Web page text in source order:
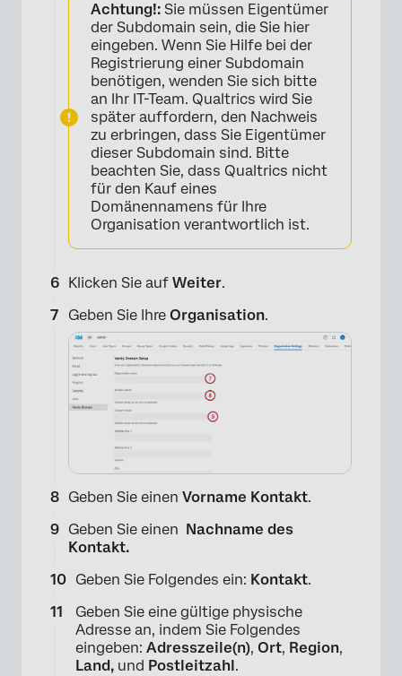
Achtung!: Sie müssen Eigentümer
der Subdomain sein, die Sie hier
eingeben. Wenn Sie Hilfe bei der
Registrierung einer Subdomain
benötigen, wenden Sie sich bitte
an Ihr IT-Team. Qualtrics wird Sie
später auffordern, den Nachweis
zu erbringen, dass Sie Eigentümer
dieser Subdomain sind. Bitte
beachten Sie, dass Qualtrics nicht
für den Kauf eines
Domänennamens für Ihre
Organisation verantwortlich ist.
Klicken Sie auf Weiter.
Geben Sie Ihre Organisation.
Geben Sie einen Vorname Kontakt.
Geben Sie einen
Nachname des
Kontakt.
Geben Sie Folgendes ein: Kontakt.
Geben Sie eine gültige physische
Adresse an, indem Sie Folgendes
eingeben: Adresszeile(n), Ort, Region,
Land, und Postleitzahl .